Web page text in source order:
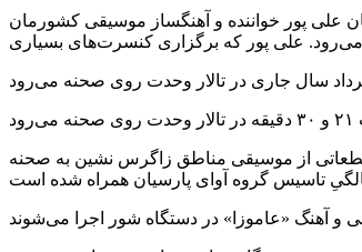
علی پور خواننده و آهنگساز موسیقی کشورمان
قطعاتی از موسیقی مناطق زاگرس نشین به صحنه